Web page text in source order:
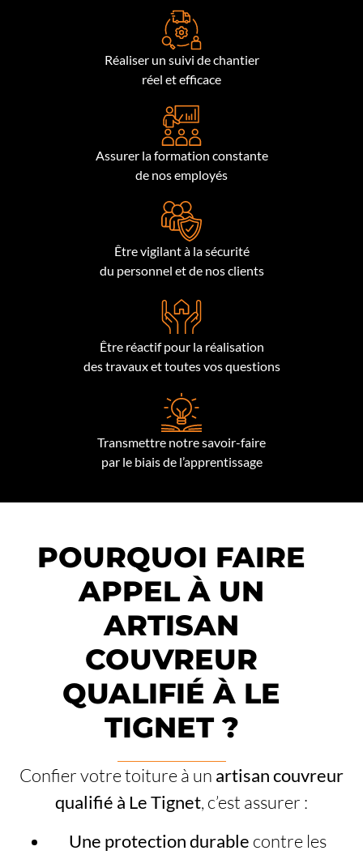
Réaliser un suivi de chantier
réel et efficace
Assurer la formation constante
de nos employés
Être vigilant à la sécurité
du personnel et de nos clients
Être réactif pour la réalisation
des travaux et toutes vos questions
Transmettre notre savoir-faire
par le biais de l’apprentissage
POURQUOI FAIRE
APPEL À UN
ARTISAN
COUVREUR
QUALIFIÉ À LE
TIGNET ?
Confier votre toiture à un artisan couvreur
qualifié à Le Tignet, c’est assurer :
Une protection durable contre les